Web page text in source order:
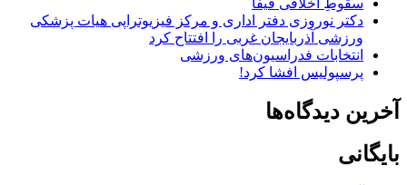
دکتر نوروزی دفتر اداری و مرکز فیزیوتراپی هیات پزشکی
ورزشی آذربایجان غربی را افتتاح کرد
انتخابات فدراسیون‌های ورزشی
پرسپولیس افشا کرد!
آخرین دیدگاه‌ها
بایگانی